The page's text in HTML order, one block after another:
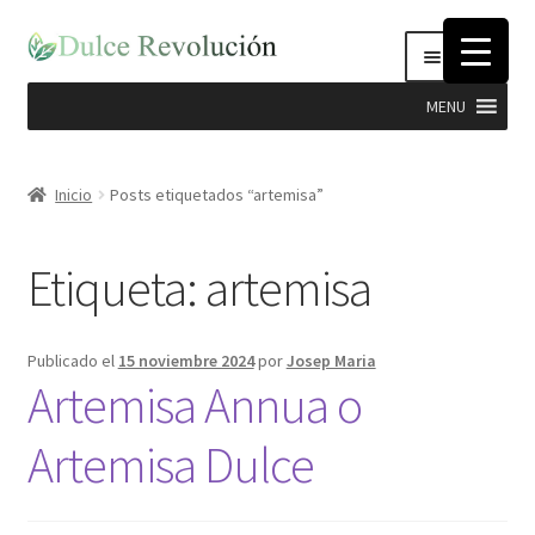
Ir
navegación
Ir
Menú
MENU
Complementos Nutricionales
Semillas
Stevia
Cosmética Natural e Higiene
Inicio Posts etiquetados “artemisa”
Etiqueta: artemisa
Publicado el 15 noviembre 2024porJosep Maria
Artemisa Annua o
Artemisa Dulce